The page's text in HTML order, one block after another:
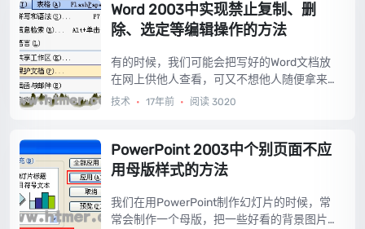
不爽。那这到底又是什么原因呢？又应该如
何解决呢？...
Word 2003中实现禁止复制、删
除、选定等编辑操作的方法
有的时候，我们可能会把写好的Word文档放
在网上供他人查看，可又不想他人随便拿来
复制编辑等操作，那该怎么办呢？其实只需
编辑操作的方法。...
技术 • 17年前 • 阅读 3020
PowerPoint 2003中个别页面不应
用母版样式的方法
我们在用PowerPoint制作幻灯片的时候，常
常会制作一个母版，把一些好看的背景图片